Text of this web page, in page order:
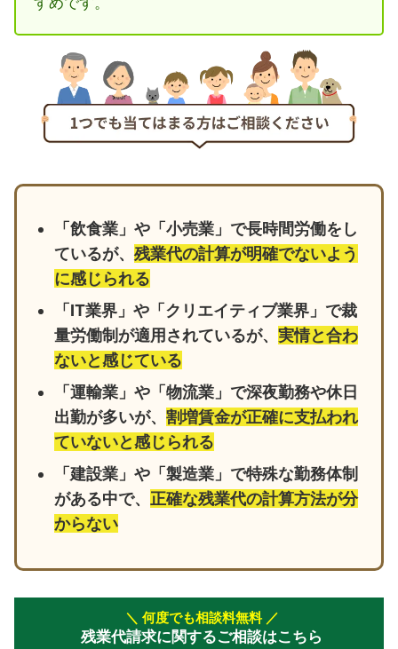
「飲食業」や「小売業」で長時間労働をし
ているが、 残業代の計算が明確でないよう
に感じられる
「IT業界」や「クリエイティブ業界」で裁
量労働制が適用されているが、 実情と合わ
ないと感じている
「運輸業」や「物流業」で深夜勤務や休日
出勤が多いが、 割増賃金が正確に支払われ
ていないと感じられる
「建設業」や「製造業」で特殊な勤務体制
がある中で、 正確な残業代の計算方法が分
からない
＼ 何度でも相談料無料 ／
残業代請求に関するご相談はこちら